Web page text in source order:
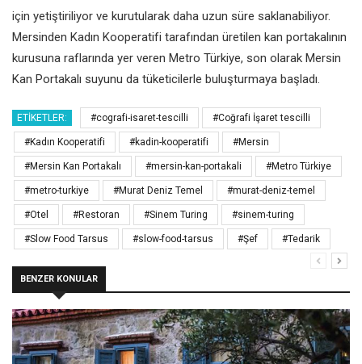
için yetiştiriliyor ve kurutularak daha uzun süre saklanabiliyor.
Mersinden Kadın Kooperatifi tarafından üretilen kan portakalının
kurusuna raflarında yer veren Metro Türkiye, son olarak Mersin
Kan Portakalı suyunu da tüketicilerle buluşturmaya başladı.
ETIKETLER: #cografi-isaret-tescilli #Coğrafi İşaret tescilli
#Kadın Kooperatifi #kadin-kooperatifi #Mersin
#Mersin Kan Portakalı #mersin-kan-portakali #Metro Türkiye
#metro-turkiye #Murat Deniz Temel #murat-deniz-temel
#Otel #Restoran #Sinem Turing #sinem-turing
#Slow Food Tarsus #slow-food-tarsus #Şef #Tedarik
BENZER KONULAR